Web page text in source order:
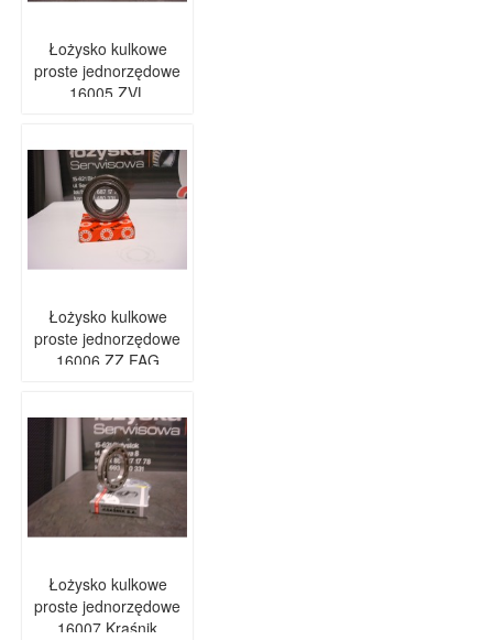
Łożysko kulkowe
proste jednorzędowe
16005 ZVL
Łożysko kulkowe
proste jednorzędowe
16006 ZZ FAG
Łożysko kulkowe
proste jednorzędowe
16007 Kraśnik